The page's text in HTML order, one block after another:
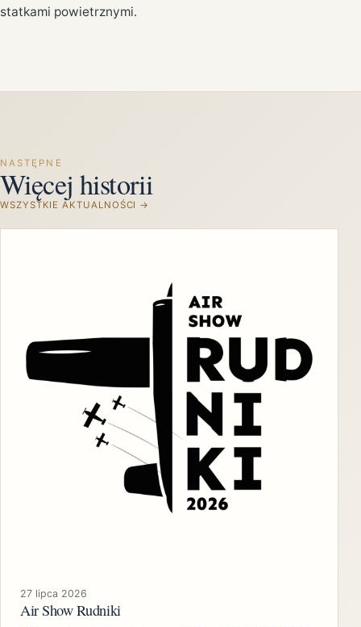
statkami powietrznymi.
NASTĘPNE
Więcej historii
WSZYSTKIE AKTUALNOŚCI →
27 lipca 2026
Air Show Rudniki